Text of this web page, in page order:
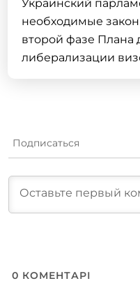
Украинский
необходимые
второй фазе Плана
либерализации
Подписаться
0 КОМЕНТАРІ